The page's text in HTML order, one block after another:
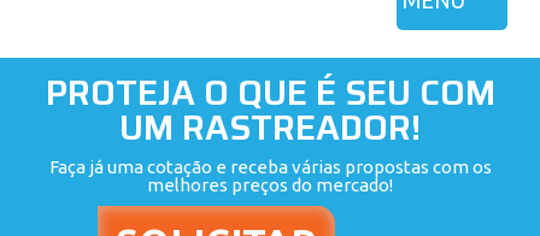
PROTEJA O QUE É SEU COM
UM RASTREADOR!
Faça já uma cotação e receba várias propostas com os
melhores preços do mercado!